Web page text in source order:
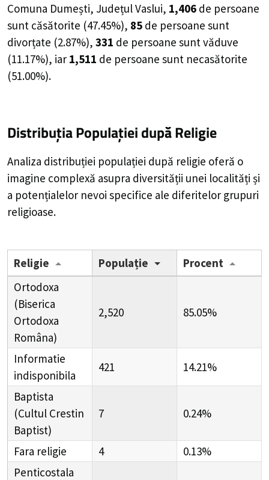
Comuna Dumești, Județul Vaslui, 1,406 de persoane
sunt căsătorite (47.45%), 85 de persoane sunt
divorțate (2.87%), 331 de persoane sunt văduve
(11.17%), iar 1,511 de persoane sunt necasătorite
(51.00%).
Distribuția Populațieidupă Religie
Analiza distribuției populației după religie oferă o
imagine complexă asupra diversității unei localități și
a potențialelor nevoi specifice ale diferitelor grupuri
religioase.
Religie Populație
Procent
Ortodoxa
(Biserica
Ortodoxa
Româna)
2,520 85.05%
Informatie
indisponibila
421 14.21%
Baptista
(Cultul Crestin
Baptist)
7 0.24%
Fara religie 4
0.13%
Penticostala